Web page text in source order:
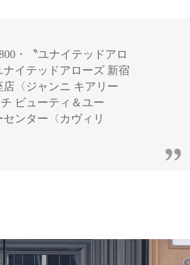
・〝ユナイテッドアロ
ナイテッドアローズ 新宿
〈ジャンニ キアリー
ビューティ＆ユー
ンター〈カヴィリ